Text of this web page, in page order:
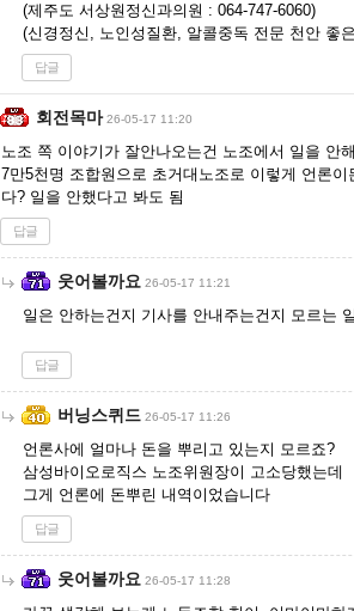
(제주도 서상원정신과의원 : 064-747-6060)
(신경정신, 노인성질환, 알콜중독 전문 천안 좋
답글
회전목마 26-05-17 11:20
노조 쪽 이야기가 잘안나오는건 노조에서 일을 안
7만5천명 조합원으로 초거대노조로 이렇게 언론
다? 일을 안했다고 봐도 됨
답글
웃어볼까요 26-05-17 11:21
일은 안하는건지 기사를 안내주는건지 모르는
답글
버닝스퀴드 26-05-17 11:26
언론사에 얼마나 돈을 뿌리고 있는지 모르죠?
삼성바이오로직스 노조위원장이 고소당했는데
그게 언론에 돈뿌린 내역이었습니다
답글
웃어볼까요 26-05-17 11:28